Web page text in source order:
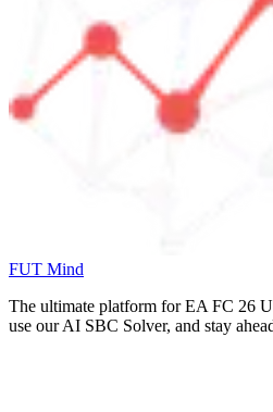
FUT Mind
The ultimate platform for EA FC 26
use our AI SBC Solver, and stay